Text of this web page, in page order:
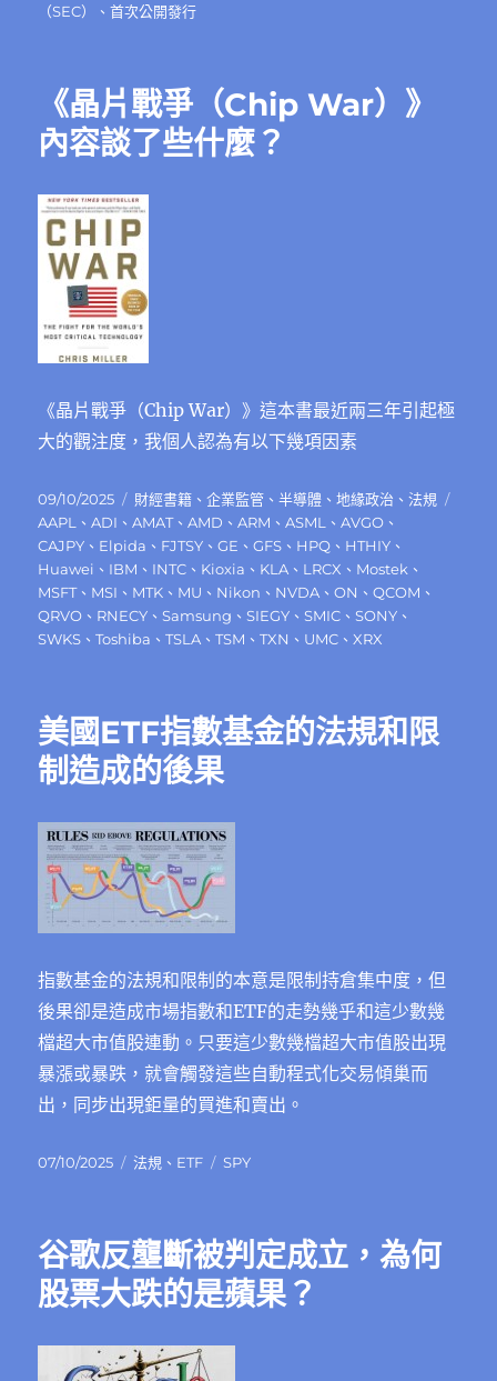
佈
類
（SEC）
、首次公開發行
《晶片戰爭（Chip War）》
內容談了些什麼？
《晶片戰爭（Chip War）》這本書最近兩三年引起極
大的觀注度，我個人認為有以下幾項因素
發
佈
日
期:
09/10/2025
分
類
財經書籍 、企業監管 、半導體 、地緣政治 、法規
AAPL 、ADI 、AMAT、AMD 、ARM 、ASML 、AVGO 、
CAJPY 、 Elpida 、 FJTSY 、GE 、GFS 、 HPQ 、 HTHIY 、
Huawei 、 IBM 、 INTC 、 Kioxia 、 KLA 、 LRCX 、 Mostek 、
MSFT、 MSI 、 MTK 、 MU 、 Nikon 、 NVDA 、ON 、QCOM 、
QRVO 、 RNECY 、Samsung 、SIEGY 、SMIC 、SONY 、
SWKS 、Toshiba 、TSLA 、TSM 、TXN 、 UMC 、XRX
美國ETF指數基金的法規和限
制造成的後果
指數基金的法規和限制的本意是限制持倉集中度，但
後果卻是造成市場指數和ETF的走勢幾乎和這少數幾
檔超大市值股連動。只要這少數幾檔超大市值股出現
暴漲或暴跌，就會觸發這些自動程式化交易傾巢而
出，同步出現鉅量的買進和賣出。
發
07/10/2025
分
法規 、 ETF
標
SPY
谷歌反壟斷被判定成立，為何
股票大跌的是蘋果？